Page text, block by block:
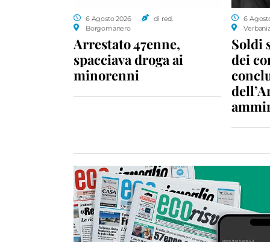
6 Agosto 2026
di red.
Borgomanero
Arrestato 47enne,
spacciava droga ai
minorenni
6
Soldi
dei